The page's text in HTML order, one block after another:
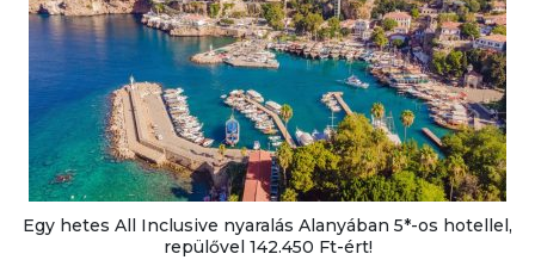
Egy hetes All Inclusive nyaralás Alanyában 5*-os hotellel,
repülővel 142.450 Ft-ért!